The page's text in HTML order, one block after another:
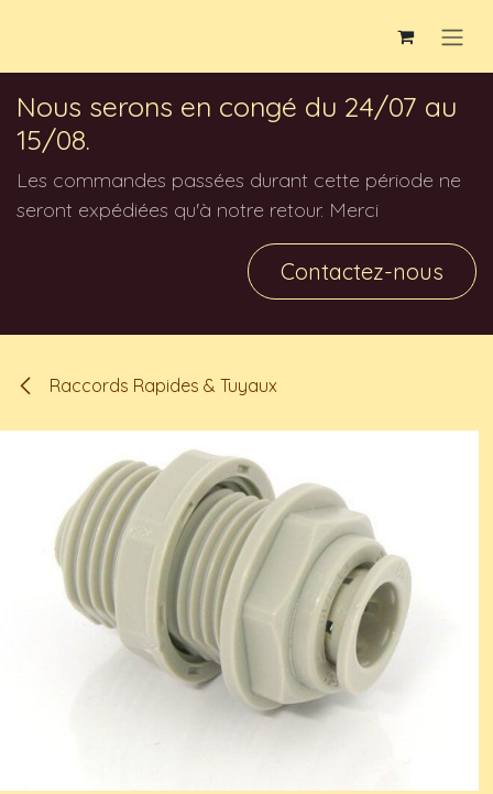
Nous serons en congé du 24/07 au
15/08.
Les commandes passées durant cette période ne
seront expédiées qu'à notre retour. Merci
Contactez-nous
Raccords Rapides & Tuyaux